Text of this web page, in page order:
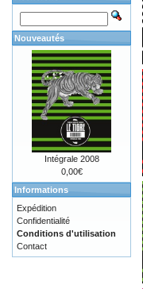
Nouveautés
Intégrale 2008
0,00€
Informations
Expédition
Confidentialité
Conditions d'utilisation
Contact